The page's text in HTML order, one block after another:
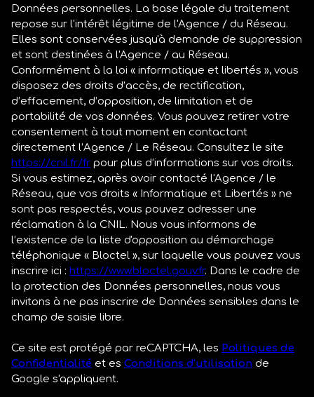
Données personnelles. La base légale du traitement
repose sur l'intérêt légitime de l'Agence / du Réseau.
Elles sont conservées jusqu'à demande de suppression
et sont destinées à l'Agence / au Réseau.
Conformément à la loi « informatique et libertés », vous
disposez des droits d’accès, de rectification,
d’effacement, d’opposition, de limitation et de
portabilité de vos données. Vous pouvez retirer votre
consentement à tout moment en contactant
directement l’Agence / Le Réseau. Consultez le site
https://cnil.fr/fr pour plus d’informations sur vos droits.
Si vous estimez, après avoir contacté l'Agence / le
Réseau, que vos droits « Informatique et Libertés » ne
sont pas respectés, vous pouvez adresser une
réclamation à la CNIL. Nous vous informons de
l’existence de la liste d'opposition au démarchage
téléphonique « Bloctel », sur laquelle vous pouvez vous
inscrire ici : https://www.bloctel.gouv.fr. Dans le cadre de
la protection des Données personnelles, nous vous
invitons à ne pas inscrire de Données sensibles dans le
champ de saisie libre.
Ce site est protégé par reCAPTCHA, les Politiques de
Confidentialité et es Conditions d'utilisation de
Google s'appliquent.